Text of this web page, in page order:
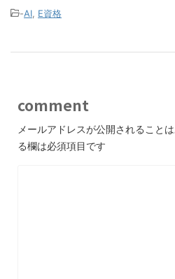
-AI E資格
comment
メールアドレスが公開されることは
る欄は必須項目です